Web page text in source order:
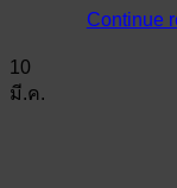
Continue
10
มี.ค.